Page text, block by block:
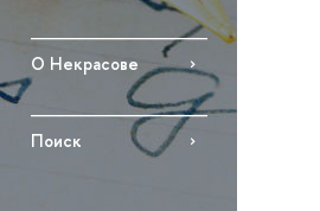
О Некрасове
Поиск